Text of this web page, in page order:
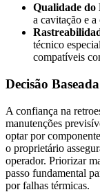
Qualidade do
a cavitação e
técnico
compatíveis
Decisão
A confiança na
manutenções
optar por
o proprietário
operador. Priorizar
passo fundamental
por falhas térmicas.